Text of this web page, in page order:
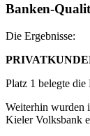
Banken-
Die Ergebnisse:
Platz 1 belegte die
Weiterhin wurden
Kieler Volksbank